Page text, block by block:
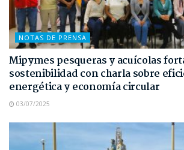
NOTAS DE PRENSA
Mipymes pesqueras y acuícolas
sostenibilidad con charla sobre
energética y economía circular
03/07/2025